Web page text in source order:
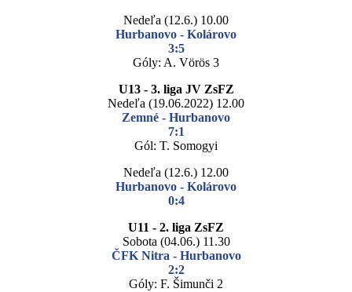
Nedeľa (12.6.) 10.00
Hurbanovo - Kolárovo
3:5
Góly: A. Vörös 3
U13 - 3. liga JV ZsFZ
Nedeľa (19.06.2022) 12.00
Zemné - Hurbanovo
7:1
Gól: T. Somogyi
Nedeľa (12.6.) 12.00
Hurbanovo - Kolárovo
0:4
U11 - 2. liga ZsFZ
Sobota (04.06.) 11.30
ČFK Nitra - Hurbanovo
2:2
Góly: F. Šimunči 2